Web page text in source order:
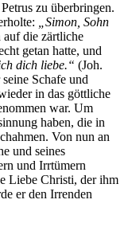
zu überbringen.
„Simon, Sohn
auf die zärtliche
getan hatte, und
dich liebe.“ (Joh.
Schafe und
in das göttliche
war. Um
haben, die in
Von nun an
und seines
und Irrtümern
Liebe Christi, der ihm
er den Irrenden